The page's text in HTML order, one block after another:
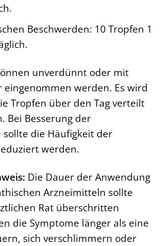
Beschwerden: 10 Tropfen 1
unverdünnt oder mit
eingenommen werden. Es wird
Tropfen über den Tag verteilt
Bei Besserung der
sollte die Häufigkeit der
werden.
Die Dauer der Anwendung
Arzneimitteln sollte
Rat überschritten
die Symptome länger als eine
sich verschlimmern oder